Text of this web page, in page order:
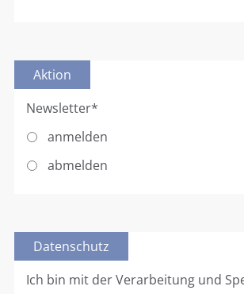
Aktion
Newsletter*
anmelden
abmelden
Datenschutz
Ich bin mit der Verarbeitung und